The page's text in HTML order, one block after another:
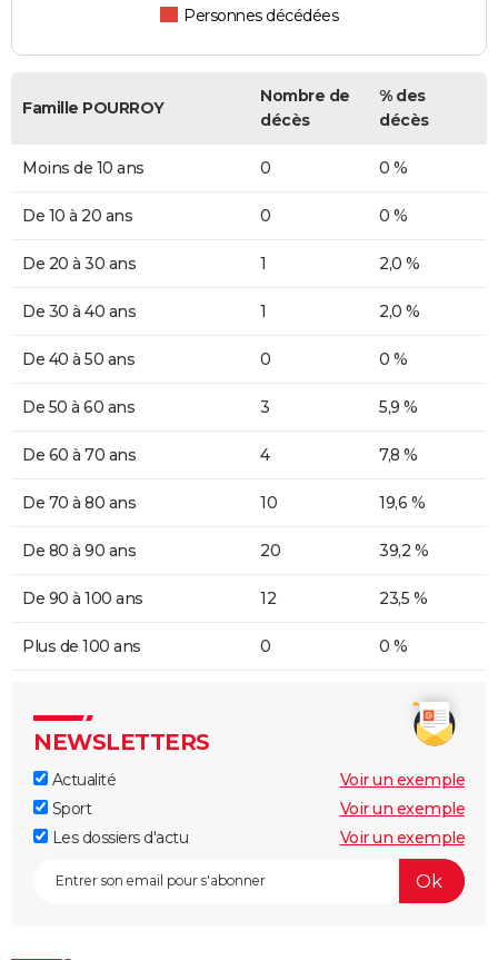
Personnes décédées
Famille POURROY
Nombre de
décès
% des
décès
Moins de 10 ans 0 0 %
De 10 à 20 ans 0 0 %
De 20 à 30 ans 1 2,0 %
De 30 à 40 ans 1 2,0 %
De 40 à 50 ans 0 0 %
De 50 à 60 ans 3 5,9 %
De 60 à 70 ans 4 7,8 %
De 70 à 80 ans 10 19,6 %
De 80 à 90 ans 20 39,2 %
De 90 à 100 ans 12 23,5 %
Plus de 100 ans 0 0 %
NEWSLETTERS
Actualité
Voir un exemple
Sport
Voir un exemple
Les dossiers d'actu
Voir un exemple